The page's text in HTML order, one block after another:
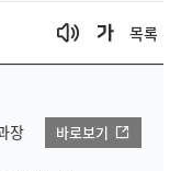
목록
장
바로보기